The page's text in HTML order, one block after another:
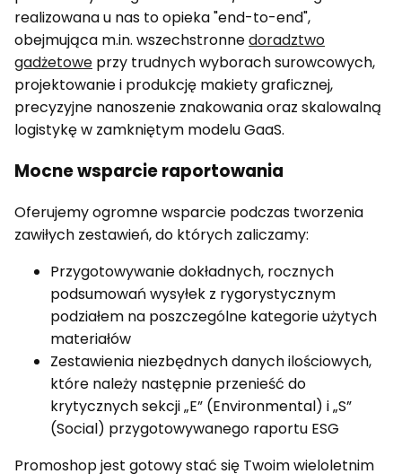
realizowana u nas to opieka "end-to-end",
obejmująca m.in. wszechstronnedoradztwo
gadżetowe przy trudnych wyborach surowcowych,
projektowanie i produkcję makiety graficznej,
precyzyjne nanoszenie znakowania oraz skalowalną
logistykę w zamkniętym modelu GaaS.
Mocne wsparcie raportowania
Oferujemy ogromne wsparcie podczas tworzenia
zawiłych zestawień, do których zaliczamy:
Przygotowywanie dokładnych, rocznych
podsumowań wysyłek z rygorystycznym
podziałem na poszczególne kategorie użytych
materiałów
Zestawienia niezbędnych danych ilościowych,
które należy następnie przenieść do
krytycznych sekcji „E” (Environmental) i „S”
(Social) przygotowywanego raportu ESG
Promoshop jest gotowy stać się Twoim wieloletnim